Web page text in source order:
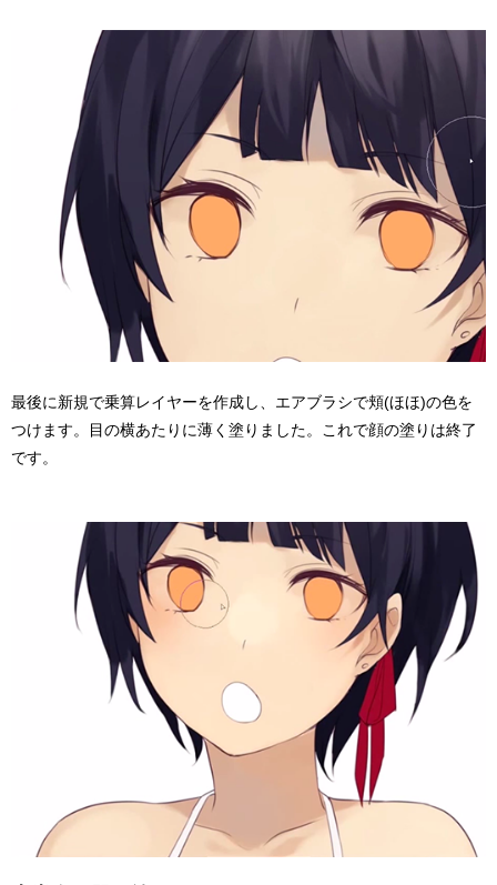
最後に新規で乗算レイヤーを作成し、エアブラシで頬(ほほ)の色を
つけます。目の横あたりに薄く塗りました。これで顔の塗りは終了
です。